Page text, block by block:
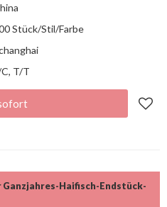
Stück/Stil/Farbe
T/T
Ganzjahres-Haifisch-Endstück-